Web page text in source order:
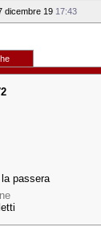
dicembre 19 17:43
passera